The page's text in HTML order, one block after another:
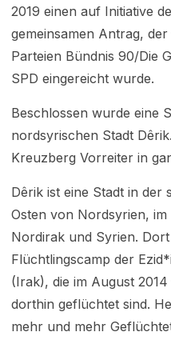
2019 einen auf Initiative
gemeinsamen Antrag,
Parteien Bündnis 90/Die
SPD eingereicht wurde.
Beschlossen wurde eine
nordsyrischen Stadt
Kreuzberg Vorreiter in
Dêrik ist eine Stadt in der
Osten von Nordsyrien,
Nordirak und Syrien.
Flüchtlingscamp der
(Irak), die im August
dorthin geflüchtet sind.
mehr und mehr